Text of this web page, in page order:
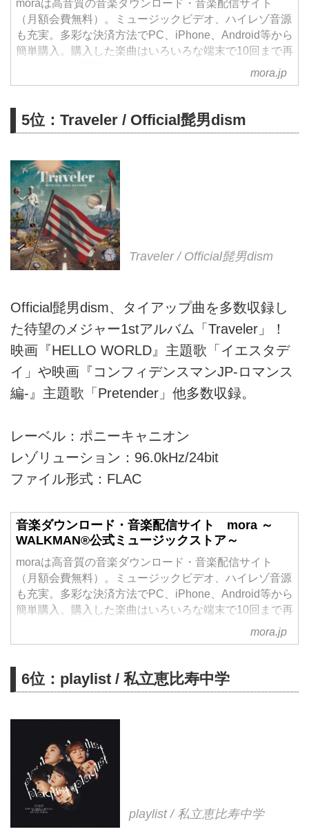
moraは高音質の音楽ダウンロード・音楽配信サイト
（月額会費無料）。ミュージックビデオ、ハイレゾ音源
も充実。多彩な決済方法でPC、iPhone、Android等から
簡単購入。購入した楽曲はいろいろな端末で10回まで再
mora.jp
5位：Traveler / Official髭男dism
Traveler / Official髭男dism
Official髭男dism、タイアップ曲を多数収録し
た待望のメジャー1stアルバム「Traveler」！
映画『HELLO WORLD』主題歌「イエスタデ
イ」や映画『コンフィデンスマンJP-ロマンス
編-』主題歌「Pretender」他多数収録。
レーベル：ポニーキャニオン
レゾリューション：96.0kHz/24bit
ファイル形式：FLAC
音楽ダウンロード・音楽配信サイト mora ～
WALKMAN®公式ミュージックストア～
moraは高音質の音楽ダウンロード・音楽配信サイト
（月額会費無料）。ミュージックビデオ、ハイレゾ音源
も充実。多彩な決済方法でPC、iPhone、Android等から
簡単購入。購入した楽曲はいろいろな端末で10回まで再
mora.jp
6位：playlist / 私立恵比寿中学
playlist / 私立恵比寿中学